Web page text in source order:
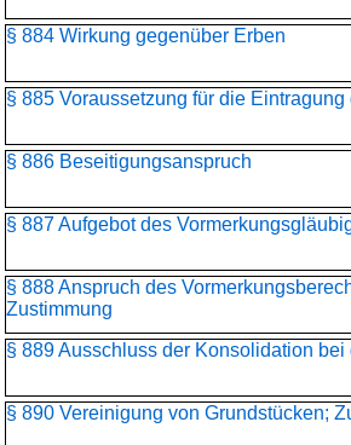
§ 884 Wirkung gegenüber Erben
§ 885 Voraussetzung für die Eintragung
§ 886 Beseitigungsanspruch
§ 887 Aufgebot des
§ 888 Anspruch des
Zustimmung
§ 889 Ausschluss der Konsolidation
§ 890 Vereinigung von Grundstücken;